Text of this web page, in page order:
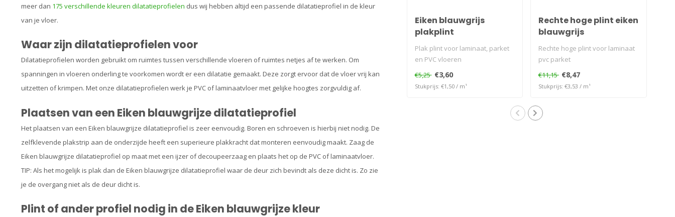
meer dan 175 verschillende kleuren dilatatieprofielen dus wij hebben altijd een passende dilatatieprofiel in de kleur
van je vloer.
Waar zijn dilatatieprofielen voor
Dilatatieprofielen worden gebruikt om ruimtes tussen verschillende vloeren of ruimtes netjes af te werken. Om
spanningen in vloeren onderling te voorkomen wordt er een dilatatie gemaakt. Deze zorgt ervoor dat de vloer vrij kan
uitzetten of krimpen. Met onze dilatatieprofielen werk je PVC of laminaatvloer met gelijke hoogtes zorgvuldig af.
Plaatsen van een Eiken blauwgrijze dilatatieprofiel
Het plaatsen van een Eiken blauwgrijze dilatatieprofiel is zeer eenvoudig. Boren en schroeven is hierbij niet nodig. De
zelfklevende plakstrip aan de onderzijde heeft een superieure plakkracht dat monteren eenvoudig maakt. Zaag de
Eiken blauwgrijze dilatatieprofiel op maat met een ijzer of decoupeerzaag en plaats het op de PVC of laminaatvloer.
TIP: Als het mogelijk is plak dan de Eiken blauwgrijze dilatatieprofiel waar de deur zich bevindt als deze dicht is. Zo zie
je de overgang niet als de deur dicht is.
Plint of ander profiel nodig in de Eiken blauwgrijze kleur
Eiken blauwgrijs
plakplint
Plak plint voor laminaat, parket
en PVC vloeren
€5,25 €3,60
Stukprijs: €1,50 / m¹
Rechte hoge plint eiken
blauwgrijs
Rechte hoge plint voor laminaat
pvc parket
€11,15 €8,47
Stukprijs: €3,53 / m¹